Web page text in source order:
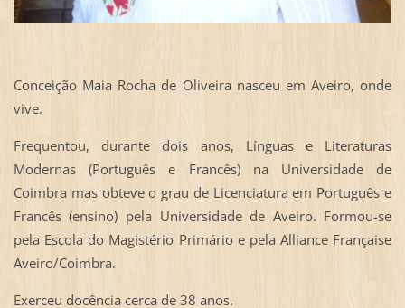
Conceição Maia Rocha de Oliveira nasceu em Aveiro, onde
vive.
Frequentou, durante dois anos, Línguas e Literaturas
Modernas (Português e Francês) na Universidade de
Coimbra mas obteve o grau de Licenciatura em Português e
Francês (ensino) pela Universidade de Aveiro. Formou-se
pela Escola do Magistério Primário e pela Alliance Française
Aveiro/Coimbra.
Exerceu docência cerca de 38 anos.